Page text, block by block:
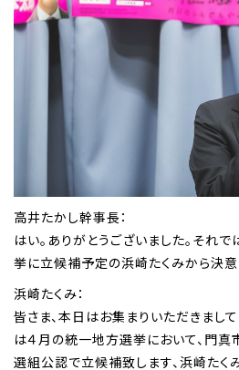
高井たかし幹事長：
はい。ありがとうございました。それ
挙に立候補予定の浜崎たくみから決意
浜崎たくみ：
皆さま、本日はお集まりいただきまし
は４月の統一地方選挙において、門
選組公認で立候補致します、浜崎たく